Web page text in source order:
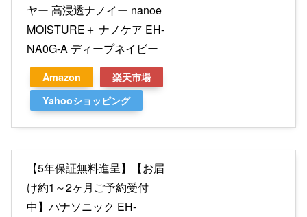
ヤー 高浸透ナノイー nanoe
MOISTURE＋ ナノケア EH-
NA0G-A ディープネイビー
Amazon
楽天市場
Yahooショッピング
【5年保証無料進呈】【お届
け約1～2ヶ月ご予約受付
中】パナソニック EH-